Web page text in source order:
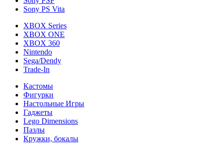
Sony PS Vita
XBOX Series
XBOX ONE
XBOX 360
Nintendo
Sega/Dendy
Trade-In
Кастомы
Фигурки
Настольные Игры
Гаджеты
Lego Dimensions
Пазлы
Кружки, бокалы